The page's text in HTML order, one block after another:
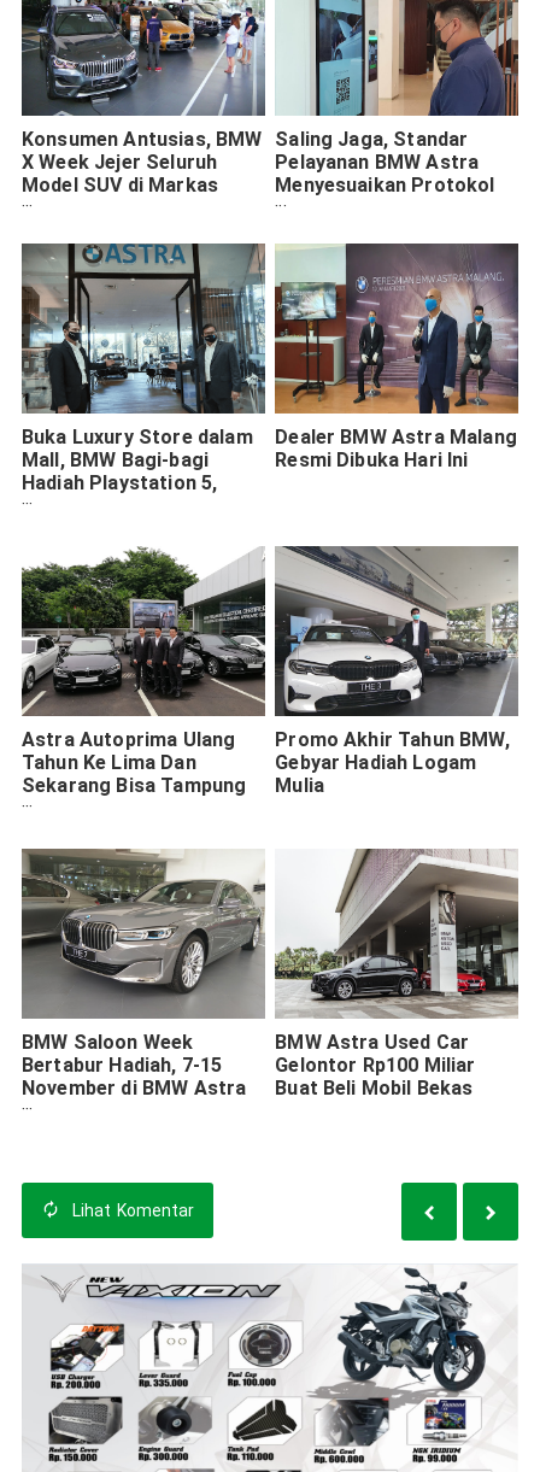
Konsumen Antusias, BMW
X Week Jejer Seluruh
Model SUV di Markas
BMW Astra Jawa Timur
Saling Jaga, Standar
Pelayanan BMW Astra
Menyesuaikan Protokol
Kesehatan
Buka Luxury Store dalam
Mall, BMW Bagi-bagi
Hadiah Playstation 5,
iPhone 11Pro Hingga
Dealer BMW Astra Malang
Resmi Dibuka Hari Ini
Astra Autoprima Ulang
Tahun Ke Lima Dan
Sekarang Bisa Tampung
BMW Berusia Lebih dari
Promo Akhir Tahun BMW,
Gebyar Hadiah Logam
Mulia
BMW Saloon Week
Bertabur Hadiah, 7-15
November di BMW Astra
Surabaya
BMW Astra Used Car
Gelontor Rp100 Miliar
Buat Beli Mobil Bekas
Lihat Komentar